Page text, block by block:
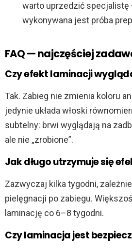
warto uprzedzić
wykonywana jest próba
FAQ — najczęściej
Czy efekt laminacji
Tak. Zabieg nie zmienia koloru
jedynie układa włoski
subtelny: brwi wyglądają na
ale nie „zrobione”.
Jak długo utrzymuje się
Zazwyczaj kilka tygodni,
pielęgnacji po zabiegu.
laminację co 6–8 tygodni.
Czy laminacja jest